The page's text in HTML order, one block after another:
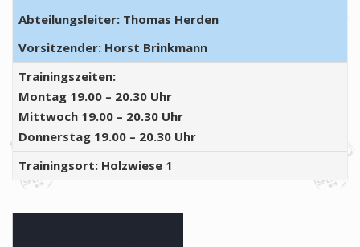
Abteilungsleiter: Thomas Herden
Vorsitzender: Horst Brinkmann
Trainingszeiten:
Montag 19.00 – 20.30 Uhr
Mittwoch 19.00 – 20.30 Uhr
Donnerstag 19.00 – 20.30 Uhr
Trainingsort: Holzwiese 1